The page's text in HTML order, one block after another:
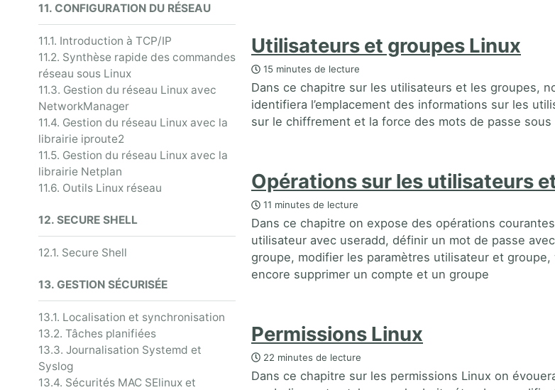
11. CONFIGURATION DU RÉSEAU
11.1. Introduction à TCP/IP
11.2. Synthèse rapide des commandes
réseau sous Linux
11.3. Gestion du réseau Linux avec
NetworkManager
11.4. Gestion du réseau Linux avec la
librairie iproute2
11.5. Gestion du réseau Linux avec la
librairie Netplan
11.6. Outils Linux réseau
12. SECURE SHELL
12.1. Secure Shell
13. GESTION SÉCURISÉE
13.1. Localisation et synchronisation
13.2. Tâches planifiées
13.3. Journalisation Systemd et
Syslog
13.4. Sécurités MAC SElinux et
Utilisateurs et groupes Linux
15 minutes de lecture
Dans ce chapitre sur les utilisateurs et les groupes,
identifiera l’emplacement des informations sur les
sur le chiffrement et la force des mots de passe sous
Opérations sur les utilisateurs
11 minutes de lecture
Dans ce chapitre on expose des opérations
utilisateur avec useradd, définir un mot de passe
groupe, modifier les paramètres utilisateur et
encore supprimer un compte et un groupe
Permissions Linux
22 minutes de lecture
Dans ce chapitre sur les permissions Linux on